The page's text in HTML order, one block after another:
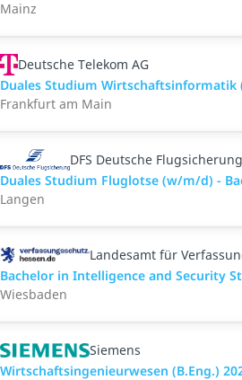
Mainz
Deutsche Telekom AG
Duales Studium
Frankfurt am Main
DFS Deutsche Flugsicherung
Duales Studium Fluglotse (w/m/d) -
Langen
Landesamt für
Bachelor in Intelligence and Security
Wiesbaden
Siemens
Wirtschaftsingenieurwesen (B.Eng.)